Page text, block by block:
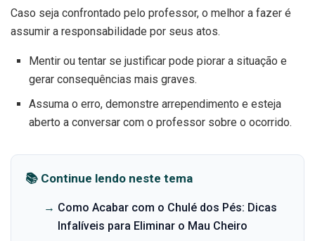
Caso seja confrontado pelo professor, o melhor a fazer é
assumir a responsabilidade por seus atos.
Mentir ou tentar se justificar pode piorar a situação e
gerar consequências mais graves.
Assuma o erro, demonstre arrependimento e esteja
aberto a conversar com o professor sobre o ocorrido.
📚 Continue lendo neste tema
→ Como Acabar com o Chulé dos Pés: Dicas
Infalíveis para Eliminar o Mau Cheiro